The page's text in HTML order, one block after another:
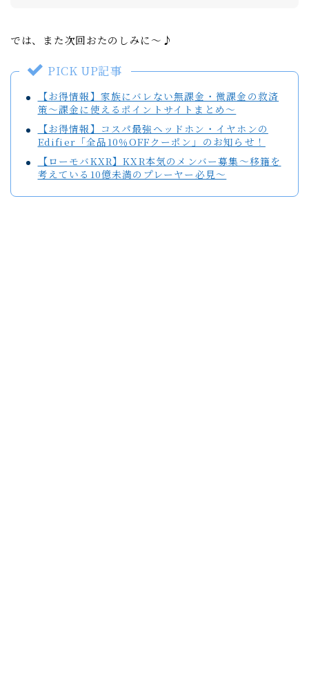
では、また次回おたのしみに～♪
PICK UP記事
【お得情報】家族にバレない無課金・微課金の救済
策～課金に使えるポイントサイトまとめ～
【お得情報】コスパ最強ヘッドホン・イヤホンの
Edifier「全品10％OFFクーポン」のお知らせ！
【ローモバKXR】KXR本気のメンバー募集～移籍を
考えている10億未満のプレーヤー必見～